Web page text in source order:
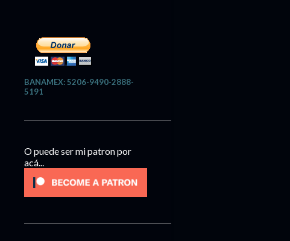
BANAMEX: 5206-9490-2888-
5191
O puede ser mi patron por
acá...